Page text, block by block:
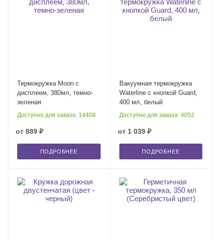
Термокружка Moon с
дисплеем, 380мл, темно-
зеленая
Доступно для заказа: 14408
от 889 ₽
ПОДРОБНЕЕ
Вакуумная термокружка
Waterline c кнопкой Guard,
400 мл, белый
Доступно для заказа: 4052
от 1 039 ₽
ПОДРОБНЕЕ